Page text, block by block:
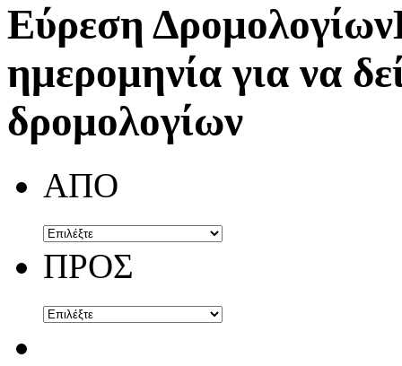
Εύρεση Δρομολογίων
ημερομηνία για να
δρομολογίων
ΑΠΟ
ΠΡΟΣ